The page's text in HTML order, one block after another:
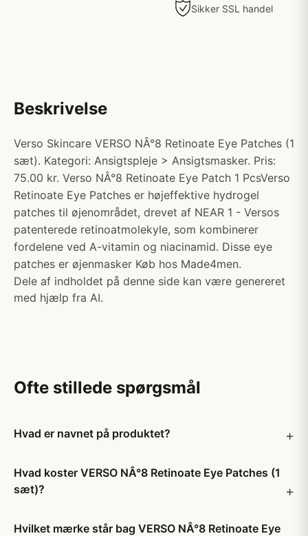
Sikker SSL handel
Beskrivelse
Verso Skincare VERSO NÂ°8 Retinoate Eye Patches (1
sæt). Kategori: Ansigtspleje > Ansigtsmasker. Pris:
75.00 kr. Verso NÂ°8 Retinoate Eye Patch 1 PcsVerso
Retinoate Eye Patches er højeffektive hydrogel
patches til øjenområdet, drevet af NEAR 1 - Versos
patenterede retinoatmolekyle, som kombinerer
fordelene ved A-vitamin og niacinamid. Disse eye
patches er øjenmasker Køb hos Made4men.
Dele af indholdet på denne side kan være genereret
med hjælp fra AI.
Ofte stillede spørgsmål
Hvad er navnet på produktet?
Hvad koster VERSO NÂ°8 Retinoate Eye Patches (1
sæt)?
Hvilket mærke står bag VERSO NÂ°8 Retinoate Eye